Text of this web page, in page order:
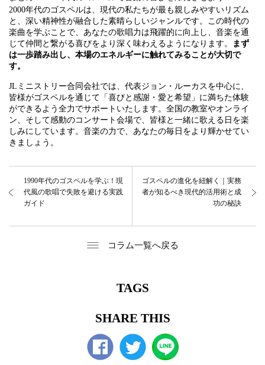
2000年代のゴスペルは、現代の私たちが最も親しみやすいリズム
と、深い精神性が融合した素晴らしいジャンルです。この時代の
楽曲を学ぶことで、あなたの歌唱力は飛躍的に向上し、音楽を通
じて仲間と繋がる喜びをより深く味わえるようになります。
まず
は一歩踏み出し、本場のエネルギーに触れてみることが大切で
す。
JLミニストリー合同会社では、代表ジョン・ルーカスを中心に、
皆様がゴスペルを通じて「喜びと感謝・愛と希望」に満ちた体験
ができるよう全力でサポートいたします。全国の教室やオンライ
ン、そして感動のコンサート会場で、皆様と一緒に歌える日を楽
しみにしています。音楽の力で、あなたの毎日をより輝かせてい
きましょう。
1990年代のゴスペルを学ぶ！現
代風の歌唱で失敗を避ける実践
ガイド
ゴスペルの進化を紐解く｜実務
者が知るべき現代的活用術と成
功の秘訣
コラム一覧へ戻る
TAGS
SHARE THIS